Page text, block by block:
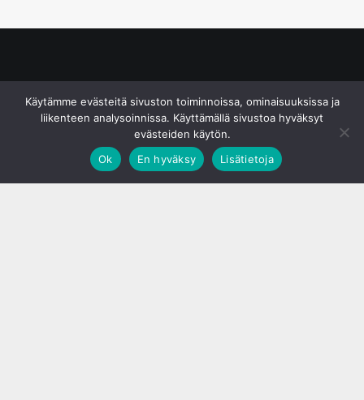
Käytämme evästeitä sivuston toiminnoissa, ominaisuuksissa ja
liikenteen analysoinnissa. Käyttämällä sivustoa hyväksyt
evästeiden käytön.
Ok
En hyväksy Lisätietoja